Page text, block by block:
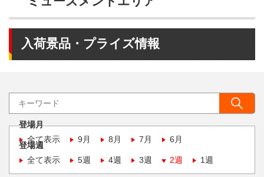
入荷景品・プライズ情報
登場月
全て表示
9月 8月 7月 6月
登場週
全て表示
5週 4週 3週 2週 1週